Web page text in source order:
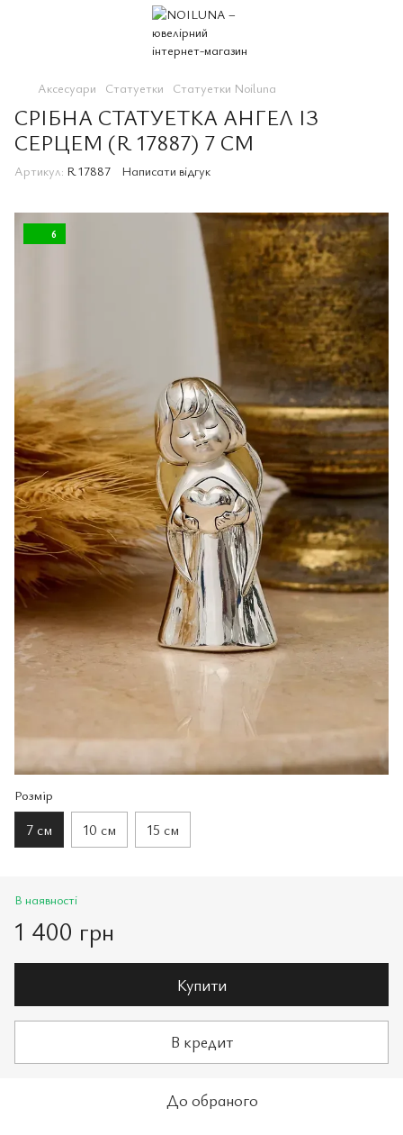
Аксесуари Статуетки Статуетки Noiluna
СРІБНА СТАТУЕТКА АНГЕЛ ІЗ
СЕРЦЕМ (R 17887) 7 СМ
Артикул: R 17887 Написати відгук
6
Розмір
7 см 10 см 15 см
В наявності
1 400 грн
Купити
В кредит
До обраного